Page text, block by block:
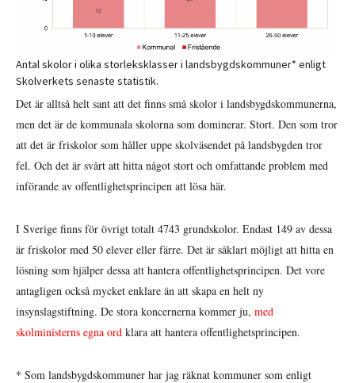
Antal skolor i olika storleksklasser i landsbygdskommuner* enligt
Skolverkets senaste statistik.
Det är alltså helt sant att det finns små skolor i landsbygdskommunerna,
men det är de kommunala skolorna som dominerar. Stort. Den som tror
att det är friskolor som håller uppe skolväsendet på landsbygden tror
fel. Och det är svårt att hitta något stort och omfattande problem med
införande av offentlighetsprincipen att lösa här.
I Sverige finns för övrigt totalt 4743 grundskolor. Endast 149 av dessa
är friskolor med 50 elever eller färre. Det är såklart möjligt att hitta en
lösning som hjälper dessa att hantera offentlighetsprincipen. Det vore
antagligen också mycket enklare än att skapa en helt ny
insynslagstiftning. De stora koncernerna kommer ju, med
skolministerns egna ord klara att hantera offentlighetsprincipen.
* Som landsbygdskommuner har jag räknat kommuner som enligt